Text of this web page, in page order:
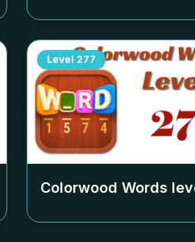
Level 277
Colorwood Words